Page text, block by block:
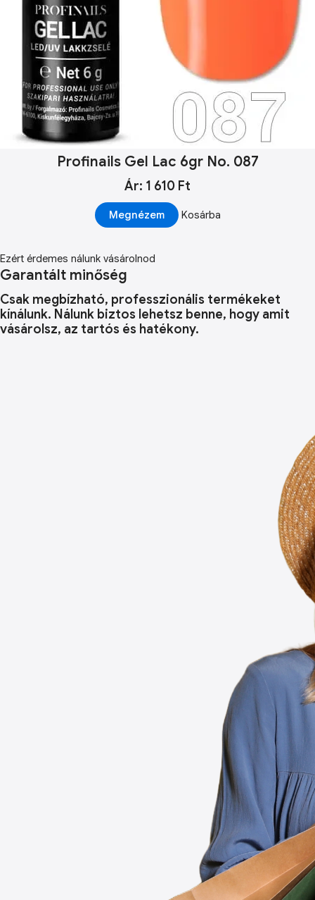
Profinails Gel Lac 6gr No. 087
Ár: 1 610 Ft
Megnézem Kosárba
Ezért érdemes nálunk vásárolnod
Garantált minőség
Csak megbízható, professzionális termékeket
kínálunk. Nálunk biztos lehetsz benne, hogy amit
vásárolsz, az tartós és hatékony.